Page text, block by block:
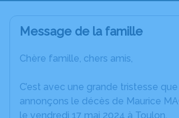
Message de la famille
Chère famille, chers amis,
C’est avec une grande tristesse
annonçons le décès de Maurice
le vendredi 17 mai 2024 à Toulon.